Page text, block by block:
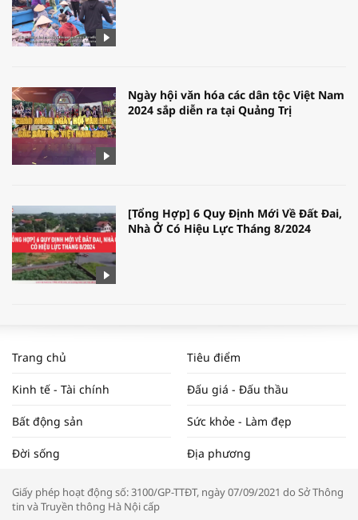
Ngày hội văn hóa các dân tộc Việt Nam
2024 sắp diễn ra tại Quảng Trị
[Tổng Hợp] 6 Quy Định Mới Về Đất Đai,
Nhà Ở Có Hiệu Lực Tháng 8/2024
NAM NĂM 2024 VÀ NĂM 2025 | NHỊP
ĐẬP THỊ TRƯỜNG #62
Tọa đàm “Xúc tiến thương mại: Khơi
Trang chủ Tiêu điểm
Kinh tế - Tài chính Đấu giá - Đấu thầu
Bất động sản Sức khỏe - Làm đẹp
Đời sống Địa phương
Giấy phép hoạt động số: 3100/GP-TTĐT, ngày 07/09/2021 do Sở Thông
tin và Truyền thông Hà Nội cấp